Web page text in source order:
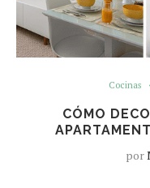
Cocinas
CÓMO
por